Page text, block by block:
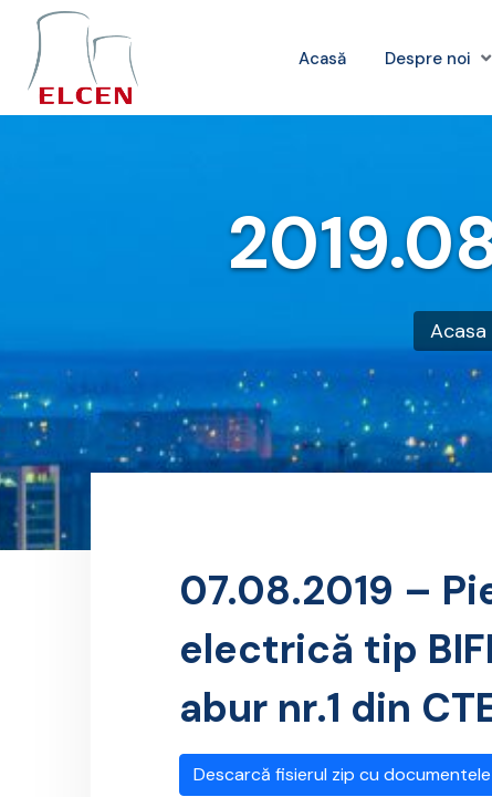
Acasă Despre noi
Acasa
07.08.2019 –
electrică tip
abur nr.1 din
Descarcă fisierul zip cu